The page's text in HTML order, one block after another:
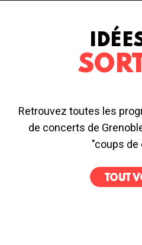
Retrouvez toutes les
de concerts de
"coups de
TOUT